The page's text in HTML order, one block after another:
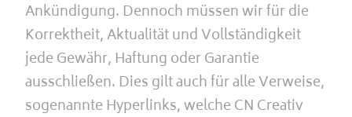
Ankündigung. Dennoch müssen wir für die
Korrektheit, Aktualität und Vollständigkeit
jede Gewähr, Haftung oder Garantie
ausschließen. Dies gilt auch für alle Verweise,
sogenannte Hyperlinks, welche CN Creativ